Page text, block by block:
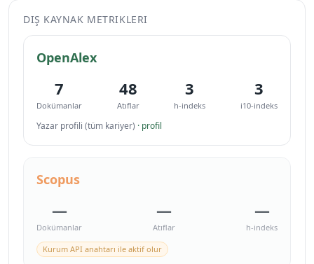
DIŞ KAYNAK METRIKLERI
OpenAlex
7
Dokümanlar
48
Atıflar
3
h-indeks
3
i10-indeks
Yazar profili (tüm kariyer) · profil
Scopus
—
Dokümanlar
—
Atıflar
—
h-indeks
Kurum API anahtarı ile aktif olur